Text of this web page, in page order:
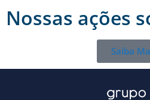
Nossas ações
Saiba